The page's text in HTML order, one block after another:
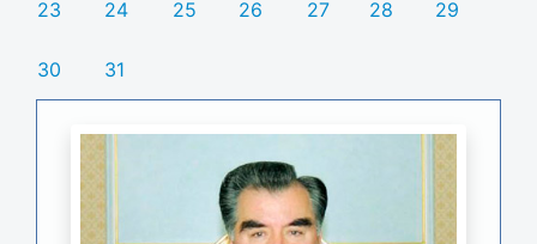
23 24 25 26 27 28 29
30 31